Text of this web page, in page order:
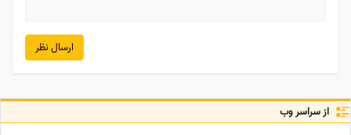
ارسال نظر
از سراسر وب